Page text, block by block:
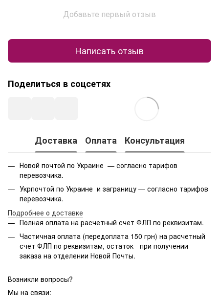
Добавьте первый отзыв
Написать отзыв
Поделиться в соцсетях
Доставка Оплата Консультация
Новой почтой по Украине — согласно тарифов
перевозчика.
Укрпочтой по Украине и заграницу — согласно тарифов
перевозчика.
Подробнее о доставке
Полная оплата на расчетный счет ФЛП по реквизитам.
Частичная оплата (передоплата 150 грн) на расчетный
счет ФЛП по реквизитам, остаток - при получении
заказа на отделении Новой Почты.
Возникли вопросы?
Мы на связи: